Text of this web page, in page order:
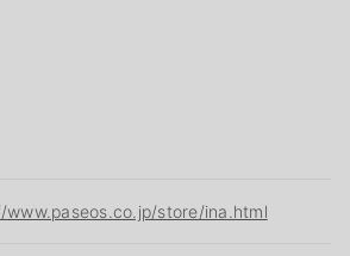
www.paseos.co.jp/store/ina.html